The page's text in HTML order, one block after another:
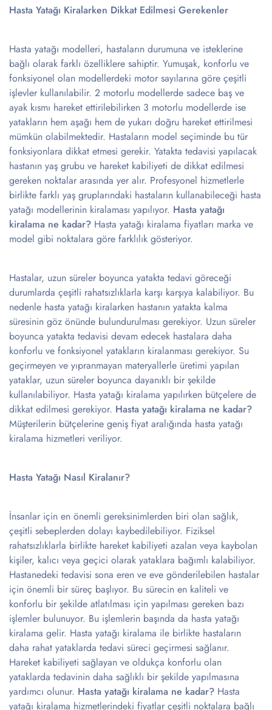
Hasta Yatağı Kiralarken Dikkat Edilmesi Gerekenler
Hasta yatağı modelleri, hastaların durumuna ve isteklerine
bağlı olarak farklı özelliklere sahiptir. Yumuşak, konforlu ve
fonksiyonel olan modellerdeki motor sayılarına göre çeşitli
işlevler kullanılabilir. 2 motorlu modellerde sadece baş ve
ayak kısmı hareket ettirilebilirken 3 motorlu modellerde ise
yatakların hem aşağı hem de yukarı doğru hareket ettirilmesi
mümkün olabilmektedir. Hastaların model seçiminde bu tür
fonksiyonlara dikkat etmesi gerekir. Yatakta tedavisi yapılacak
hastanın yaş grubu ve hareket kabiliyeti de dikkat edilmesi
gereken noktalar arasında yer alır. Profesyonel hizmetlerle
birlikte farklı yaş gruplarındaki hastaların kullanabileceği hasta
yatağı modellerinin kiralaması yapılıyor. Hasta yatağı
kiralama ne kadar? Hasta yatağı kiralama fiyatları marka ve
model gibi noktalara göre farklılık gösteriyor.
Hastalar, uzun süreler boyunca yatakta tedavi göreceği
durumlarda çeşitli rahatsızlıklarla karşı karşıya kalabiliyor. Bu
nedenle hasta yatağı kiralarken hastanın yatakta kalma
süresinin göz önünde bulundurulması gerekiyor. Uzun süreler
boyunca yatakta tedavisi devam edecek hastalara daha
konforlu ve fonksiyonel yatakların kiralanması gerekiyor. Su
geçirmeyen ve yıpranmayan materyallerle üretimi yapılan
yataklar, uzun süreler boyunca dayanıklı bir şekilde
kullanılabiliyor. Hasta yatağı kiralama yapılırken bütçelere de
dikkat edilmesi gerekiyor. Hasta yatağı kiralama ne kadar?
Müşterilerin bütçelerine geniş fiyat aralığında hasta yatağı
kiralama hizmetleri veriliyor.
Hasta Yatağı Nasıl Kiralanır?
İnsanlar için en önemli gereksinimlerden biri olan sağlık,
çeşitli sebeplerden dolayı kaybedilebiliyor. Fiziksel
rahatsızlıklarla birlikte hareket kabiliyeti azalan veya kaybolan
kişiler, kalıcı veya geçici olarak yataklara bağımlı kalabiliyor.
Hastanedeki tedavisi sona eren ve eve gönderilebilen hastalar
için önemli bir süreç başlıyor. Bu sürecin en kaliteli ve
konforlu bir şekilde atlatılması için yapılması gereken bazı
işlemler bulunuyor. Bu işlemlerin başında da hasta yatağı
kiralama gelir. Hasta yatağı kiralama ile birlikte hastaların
daha rahat yataklarda tedavi süreci geçirmesi sağlanır.
Hareket kabiliyeti sağlayan ve oldukça konforlu olan
yataklarda tedavinin daha sağlıklı bir şekilde yapılmasına
yardımcı olunur. Hasta yatağı kiralama ne kadar? Hasta
yatağı kiralama hizmetlerindeki fiyatlar çeşitli noktalara bağlı